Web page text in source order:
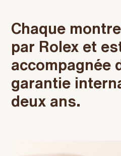
Chaque
par Rolex et
accompagnée
garantie
deux ans.